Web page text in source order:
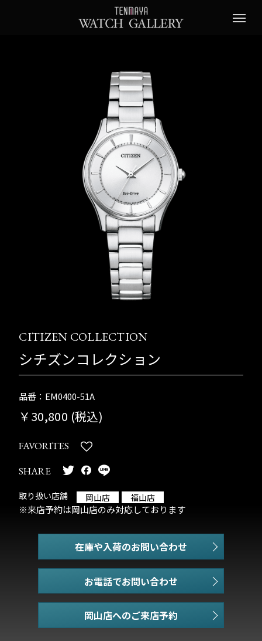
CITIZEN COLLECTION
シチズンコレクション
品番：EM0400-51A
￥30,800 (税込)
FAVORITES
SHARE
取り扱い店舗 岡山店 福山店
※来店予約は岡山店のみ対応しております
在庫や入荷のお問い合わせ
お電話でお問い合わせ